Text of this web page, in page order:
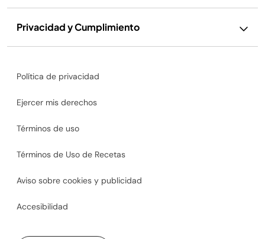
Privacidad y Cumplimiento
Política de privacidad
Ejercer mis derechos
Términos de uso
Términos de Uso de Recetas
Aviso sobre cookies y publicidad
Accesibilidad